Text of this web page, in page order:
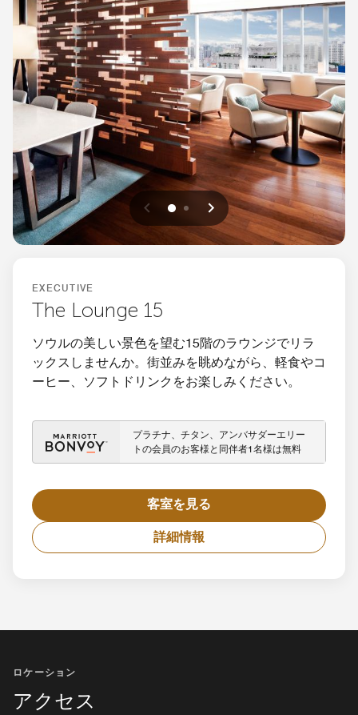
戻る
0 1 次へ
EXECUTIVE
The Lounge 15
ソウルの美しい景色を望む15階のラウンジでリラ
ックスしませんか。街並みを眺めながら、軽食やコ
ーヒー、ソフトドリンクをお楽しみください。
プラチナ、チタン、アンバサダーエリー
トの会員のお客様と同伴者1名様は無料
客室を見る
詳細情報
ロケーション
アクセス